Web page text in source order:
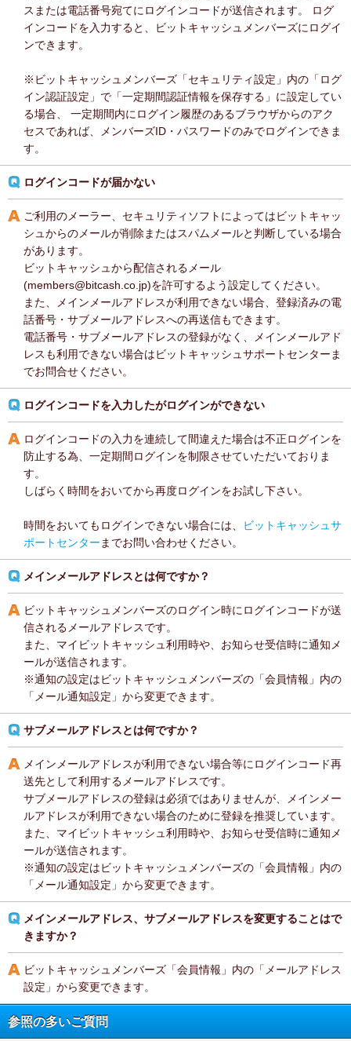
スまたは電話番号宛てにログインコードが送信されます。 ログ
インコードを入力すると、ビットキャッシュメンバーズにログイ
ンできます。
※ビットキャッシュメンバーズ「セキュリティ設定」内の「ログ
イン認証設定」で「一定期間認証情報を保存する」に設定してい
る場合、 一定期間内にログイン履歴のあるブラウザからのアク
セスであれば、メンバーズID・パスワードのみでログインできま
す。
ログインコードが届かない
ご利用のメーラー、セキュリティソフトによってはビットキャッ
シュからのメールが削除またはスパムメールと判断している場合
があります。
ビットキャッシュから配信されるメール
(members@bitcash.co.jp)を許可するよう設定してください。
また、メインメールアドレスが利用できない場合、登録済みの電
話番号・サブメールアドレスへの再送信もできます。
電話番号・サブメールアドレスの登録がなく、メインメールアド
レスも利用できない場合はビットキャッシュサポートセンターま
でお問合せください。
ログインコードを入力したがログインができない
ログインコードの入力を連続して間違えた場合は不正ログインを
防止する為、一定期間ログインを制限させていただいておりま
す。
しばらく時間をおいてから再度ログインをお試し下さい。
時間をおいてもログインできない場合には、
ビットキャッシュサ
ポートセンター までお問い合わせください。
メインメールアドレスとは何ですか？
ビットキャッシュメンバーズのログイン時にログインコードが送
信されるメールアドレスです。
また、マイビットキャッシュ利用時や、お知らせ受信時に通知メ
ールが送信されます。
※通知の設定はビットキャッシュメンバーズの「会員情報」内の
「メール通知設定」から変更できます。
サブメールアドレスとは何ですか？
メインメールアドレスが利用できない場合等にログインコード再
送先として利用するメールアドレスです。
サブメールアドレスの登録は必須ではありませんが、メインメー
ルアドレスが利用できない場合のために登録を推奨しています。
また、マイビットキャッシュ利用時や、お知らせ受信時に通知メ
ールが送信されます。
※通知の設定はビットキャッシュメンバーズの「会員情報」内の
「メール通知設定」から変更できます。
メインメールアドレス、サブメールアドレスを変更することはで
きますか？
ビットキャッシュメンバーズ「会員情報」内の「メールアドレス
設定」から変更できます。
参照の多いご質問